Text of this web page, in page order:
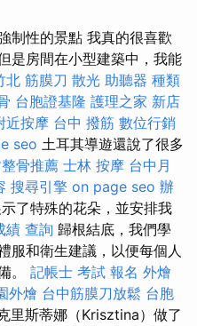
制性的景點 我真的很喜歡
是房間在小型建築中，我能
北 筋膜刀 散光 助聽器 種類
台胞證基隆 護理之家 新店
近按摩 台中 撥筋 數位行銷
seo 土耳其導遊還說了很多
骨推薦 士林 按摩 台中月
搜尋引擎 on page seo 辦
了特殊的花朵，並安排我
績 查詢 歸根結底，我們學
服和衛生建議，以便每個人
。 記帳士 考試 報名 外燴
外燴 台中筋膜刀放鬆 台胞
里斯蒂娜（Krisztina）做了